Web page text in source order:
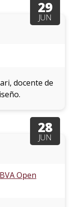
La
29
JUN
docente de
28
JUN
Open